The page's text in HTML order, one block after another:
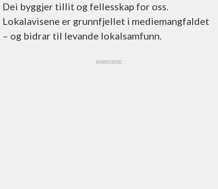
Dei byggjer tillit og fellesskap for oss.
Lokalavisene er grunnfjellet i mediemangfaldet
– og bidrar til levande lokalsamfunn.